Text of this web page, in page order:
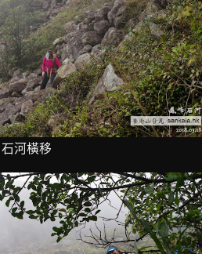
石河橫移